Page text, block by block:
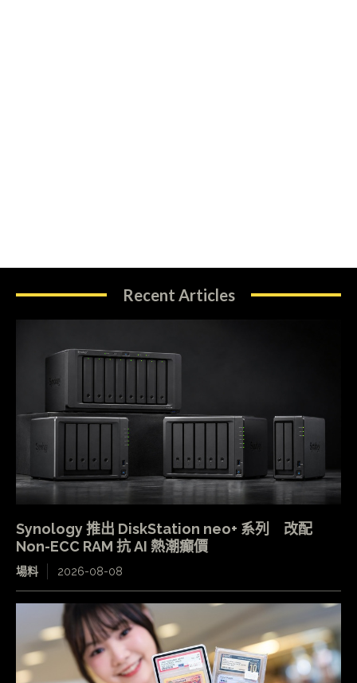
Recent Articles
Synology 推出 DiskStation neo+ 系列 改配
Non-ECC RAM 抗 AI 熱潮癲價
場料 2026-08-08